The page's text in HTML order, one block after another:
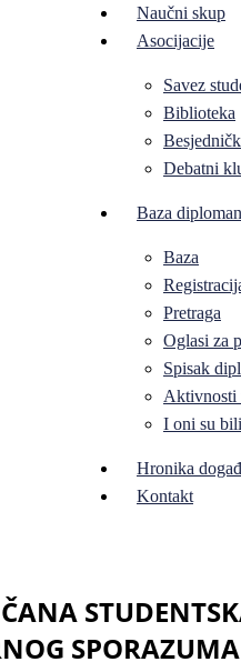
Naučni skup
Asocijacije
Savez
Biblioteka
Debatni
Baza
Baza
Pretraga
Oglasi za
Spisak
Aktivnosti
I oni su
Hronika
Kontakt
SPORAZUMA